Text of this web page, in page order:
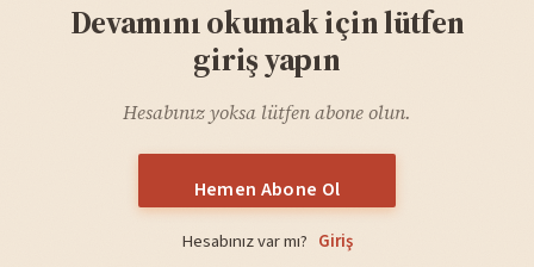
Devamını okumak için lütfen
giriş yapın
Hesabınız yoksa lütfen abone olun.
Hemen Abone Ol
Hesabınız var mı? Giriş